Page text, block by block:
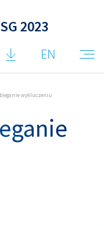
2023
EN
wykluczeniu